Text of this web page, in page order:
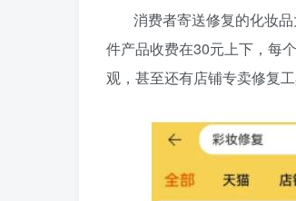
消费者寄送修复的化妆
件产品收费在30元上下，每
观，甚至还有店铺专卖修复工